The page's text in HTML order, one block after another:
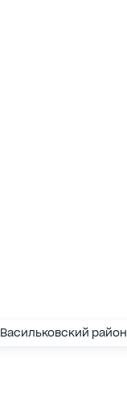
Васильковский район